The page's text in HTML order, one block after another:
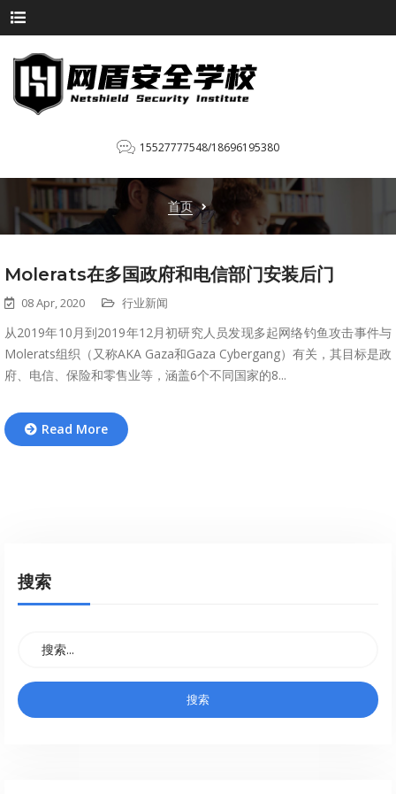
15527777548/18696195380
首页
Molerats在多国政府和电信部门安装后门
08 Apr, 2020 行业新闻
从2019年10月到2019年12月初研究人员发现多起网络钓鱼攻击事件与
Molerats组织（又称AKA Gaza和Gaza Cybergang）有关，其目标是政
府、电信、保险和零售业等，涵盖6个不同国家的8...
Read More
搜索